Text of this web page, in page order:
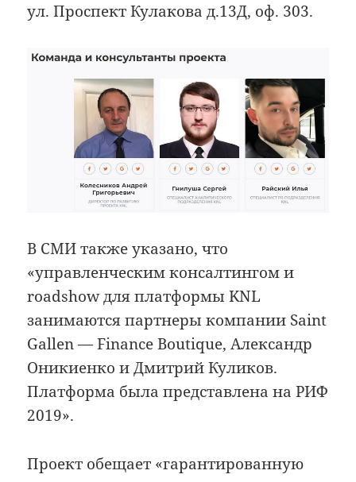
ул. Проспект Кулакова д.13Д, оф. 303.
В СМИ также указано, что
«управленческим консалтингом и
roadshow для платформы KNL
занимаются партнеры компании Saint
Gallen — Finance Boutique, Александр
Оникиенко и Дмитрий Куликов.
Платформа была представлена на РИФ
2019».
Проект обещает «гарантированную